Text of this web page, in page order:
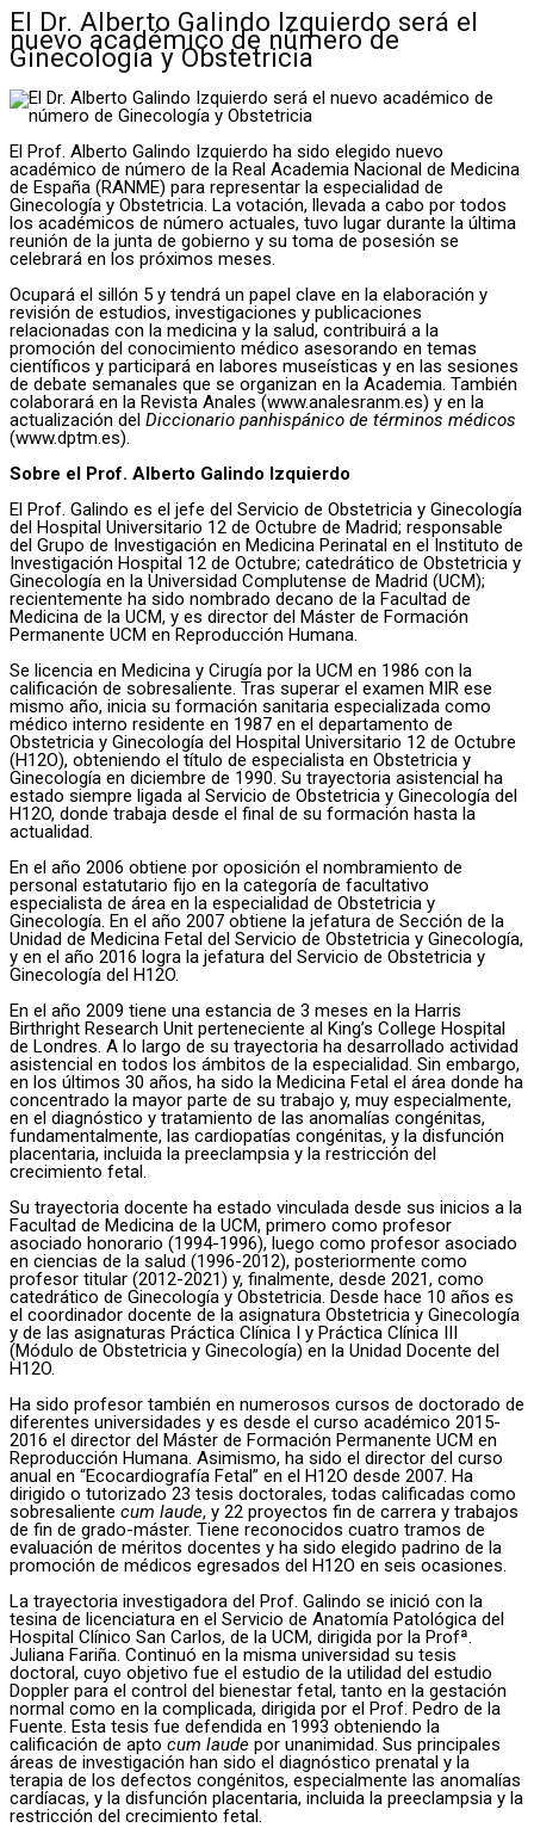
El Dr. Alberto Galindo Izquierdo será el
nuevo académico de número de
Ginecología y Obstetricia
El Prof. Alberto Galindo Izquierdo ha sido elegido nuevo
académico de número de la Real Academia Nacional de Medicina
de España (RANME) para representar la especialidad de
Ginecología y Obstetricia. La votación, llevada a cabo por todos
los académicos de número actuales, tuvo lugar durante la última
reunión de la junta de gobierno y su toma de posesión se
celebrará en los próximos meses.
Ocupará el sillón 5 y tendrá un papel clave en la elaboración y
revisión de estudios, investigaciones y publicaciones
relacionadas con la medicina y la salud, contribuirá a la
promoción del conocimiento médico asesorando en temas
científicos y participará en labores museísticas y en las sesiones
de debate semanales que se organizan en la Academia. También
colaborará en la Revista Anales (www.analesranm.es) y en la
actualización del Diccionario panhispánico de términos médicos
(www.dptm.es).
Sobre el Prof. Alberto Galindo Izquierdo
El Prof. Galindo es el jefe del Servicio de Obstetricia y Ginecología
del Hospital Universitario 12 de Octubre de Madrid; responsable
del Grupo de Investigación en Medicina Perinatal en el Instituto de
Investigación Hospital 12 de Octubre; catedrático de Obstetricia y
Ginecología en la Universidad Complutense de Madrid (UCM);
recientemente ha sido nombrado decano de la Facultad de
Medicina de la UCM, y es director del Máster de Formación
Permanente UCM en Reproducción Humana.
Se licencia en Medicina y Cirugía por la UCM en 1986 con la
calificación de sobresaliente. Tras superar el examen MIR ese
mismo año, inicia su formación sanitaria especializada como
médico interno residente en 1987 en el departamento de
Obstetricia y Ginecología del Hospital Universitario 12 de Octubre
(H12O), obteniendo el título de especialista en Obstetricia y
Ginecología en diciembre de 1990. Su trayectoria asistencial ha
estado siempre ligada al Servicio de Obstetricia y Ginecología del
H12O, donde trabaja desde el final de su formación hasta la
actualidad.
En el año 2006 obtiene por oposición el nombramiento de
personal estatutario fijo en la categoría de facultativo
especialista de área en la especialidad de Obstetricia y
Ginecología. En el año 2007 obtiene la jefatura de Sección de la
Unidad de Medicina Fetal del Servicio de Obstetricia y Ginecología,
y en el año 2016 logra la jefatura del Servicio de Obstetricia y
Ginecología del H12O.
En el año 2009 tiene una estancia de 3 meses en la Harris
Birthright Research Unit perteneciente al King’s College Hospital
de Londres. A lo largo de su trayectoria ha desarrollado actividad
asistencial en todos los ámbitos de la especialidad. Sin embargo,
en los últimos 30 años, ha sido la Medicina Fetal el área donde ha
concentrado la mayor parte de su trabajo y, muy especialmente,
en el diagnóstico y tratamiento de las anomalías congénitas,
fundamentalmente, las cardiopatías congénitas, y la disfunción
placentaria, incluida la preeclampsia y la restricción del
crecimiento fetal.
Su trayectoria docente ha estado vinculada desde sus inicios a la
Facultad de Medicina de la UCM, primero como profesor
asociado honorario (1994-1996), luego como profesor asociado
en ciencias de la salud (1996-2012), posteriormente como
profesor titular (2012-2021) y, finalmente, desde 2021, como
catedrático de Ginecología y Obstetricia. Desde hace 10 años es
el coordinador docente de la asignatura Obstetricia y Ginecología
y de las asignaturas Práctica Clínica I y Práctica Clínica III
(Módulo de Obstetricia y Ginecología) en la Unidad Docente del
H12O.
Ha sido profesor también en numerosos cursos de doctorado de
diferentes universidades y es desde el curso académico 2015-
2016 el director del Máster de Formación Permanente UCM en
Reproducción Humana. Asimismo, ha sido el director del curso
anual en “Ecocardiografía Fetal” en el H12O desde 2007. Ha
dirigido o tutorizado 23 tesis doctorales, todas calificadas como
sobresaliente cum laude, y 22 proyectos fin de carrera y trabajos
de fin de grado-máster. Tiene reconocidos cuatro tramos de
evaluación de méritos docentes y ha sido elegido padrino de la
promoción de médicos egresados del H12O en seis ocasiones.
La trayectoria investigadora del Prof. Galindo se inició con la
tesina de licenciatura en el Servicio de Anatomía Patológica del
Hospital Clínico San Carlos, de la UCM, dirigida por la Profª.
Juliana Fariña. Continuó en la misma universidad su tesis
doctoral, cuyo objetivo fue el estudio de la utilidad del estudio
Doppler para el control del bienestar fetal, tanto en la gestación
normal como en la complicada, dirigida por el Prof. Pedro de la
Fuente. Esta tesis fue defendida en 1993 obteniendo la
calificación de apto cum laude por unanimidad. Sus principales
áreas de investigación han sido el diagnóstico prenatal y la
terapia de los defectos congénitos, especialmente las anomalías
cardíacas, y la disfunción placentaria, incluida la preeclampsia y la
restricción del crecimiento fetal.